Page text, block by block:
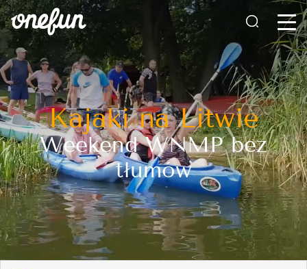
Kajaki na Litwie
Weekend WNMP bez
tłumów